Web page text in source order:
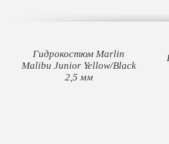
Гидрокостюм Marlin
Malibu Junior Yellow/Black
2,5 мм